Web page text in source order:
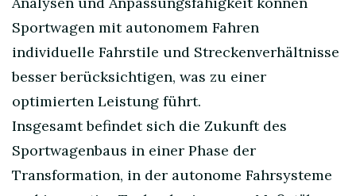
Sportwagen mit autonomem Fahren
individuelle Fahrstile und Streckenverhältnisse
besser berücksichtigen, was zu einer
optimierten Leistung führt.
Insgesamt befindet sich die Zukunft des
Sportwagenbaus in einer Phase der
Transformation, in der autonome Fahrsysteme